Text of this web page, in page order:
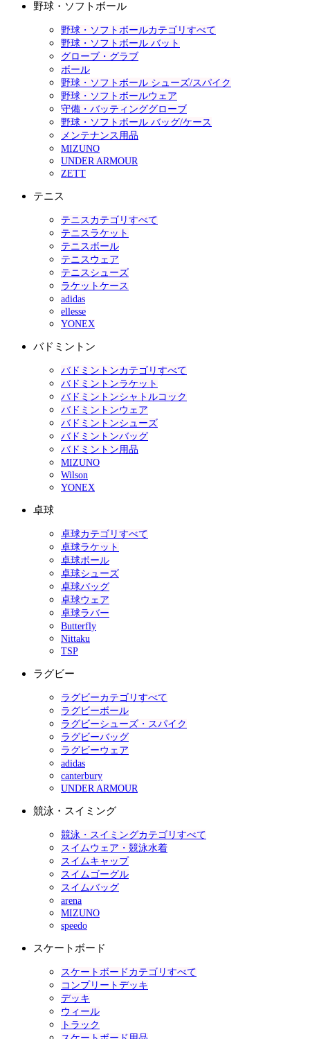
野球・ソフトボール
野球・ソフトボールカテゴリすべて
野球・ソフトボール バット
グローブ・グラブ
ボール
野球・ソフトボール シューズ/スパイク
野球・ソフトボールウェア
守備・バッティンググローブ
野球・ソフトボール バッグ/ケース
メンテナンス用品
MIZUNO
UNDER ARMOUR
ZETT
テニス
テニスカテゴリすべて
テニスラケット
テニスボール
テニスウェア
テニスシューズ
ラケットケース
adidas
ellesse
YONEX
バドミントン
バドミントンカテゴリすべて
バドミントンラケット
バドミントンシャトルコック
バドミントンウェア
バドミントンシューズ
バドミントンバッグ
バドミントン用品
MIZUNO
Wilson
YONEX
卓球
卓球カテゴリすべて
卓球ラケット
卓球ボール
卓球シューズ
卓球バッグ
卓球ウェア
卓球ラバー
Butterfly
Nittaku
TSP
ラグビー
ラグビーカテゴリすべて
ラグビーボール
ラグビーシューズ・スパイク
ラグビーバッグ
ラグビーウェア
adidas
canterbury
UNDER ARMOUR
競泳・スイミング
競泳・スイミングカテゴリすべて
スイムウェア・競泳水着
スイムキャップ
スイムゴーグル
スイムバッグ
arena
MIZUNO
speedo
スケートボード
スケートボードカテゴリすべて
コンプリートデッキ
デッキ
ウィール
トラック